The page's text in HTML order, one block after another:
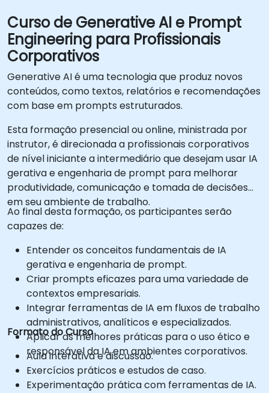
Curso de Generative AI e Prompt
Engineering para Profissionais
Corporativos
Generative AI é uma tecnologia que produz novos
conteúdos, como textos, relatórios e recomendações
com base em prompts estruturados.
Esta formação presencial ou online, ministrada por
instrutor, é direcionada a profissionais corporativos
de nível iniciante a intermediário que desejam usar IA
gerativa e engenharia de prompt para melhorar
produtividade, comunicação e tomada de decisões
em seu ambiente de trabalho.
Ao final desta formação, os participantes serão
capazes de:
Entender os conceitos fundamentais de IA
gerativa e engenharia de prompt.
Criar prompts eficazes para uma variedade de
contextos empresariais.
Integrar ferramentas de IA em fluxos de trabalho
administrativos, analíticos e especializados.
Aplicar as melhores práticas para o uso ético e
responsável da IA em ambientes corporativos.
Formato do Curso
Aula interativa e discussão.
Exercícios práticos e estudos de caso.
Experimentação prática com ferramentas de IA.